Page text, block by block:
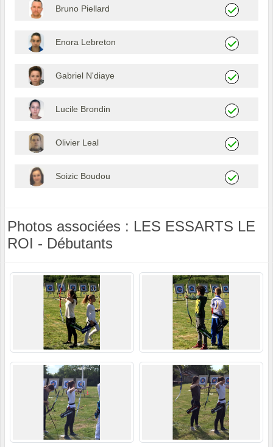
Bruno Piellard
Enora Lebreton
Gabriel N'diaye
Lucile Brondin
Olivier Leal
Soizic Boudou
Photos associées : LES ESSARTS LE
ROI - Débutants